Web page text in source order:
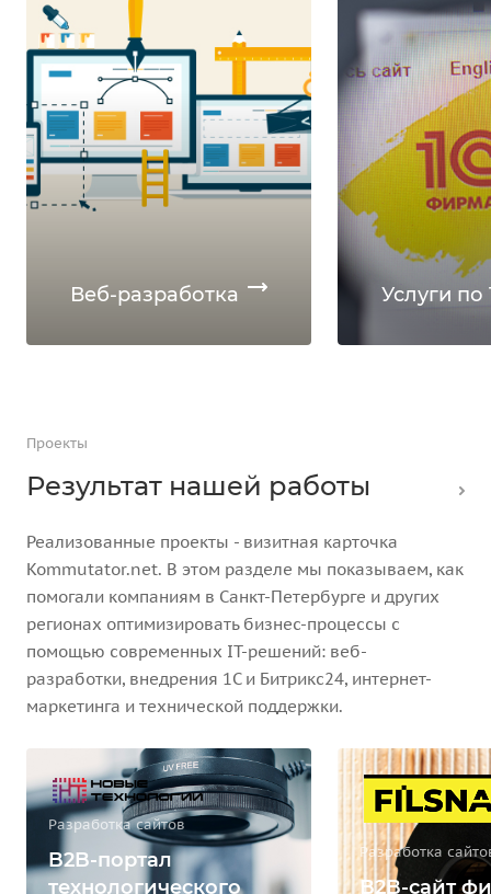
Веб-разработка Услуги по
Проекты
Результат нашей работы
Реализованные проекты - визитная карточка
Kommutator.net. В этом разделе мы показываем, как
помогали компаниям в Санкт-Петербурге и других
регионах оптимизировать бизнес-процессы с
помощью современных IT-решений: веб-
разработки, внедрения 1С и Битрикс24, интернет-
маркетинга и технической поддержки.
Разработка сайтов
B2B-портал
технологического
Разработка
B2B-сайт